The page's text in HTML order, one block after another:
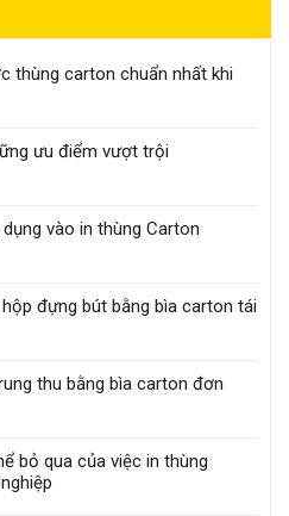
thùng carton chuẩn nhất khi
ưu điểm vượt trội
vào in thùng Carton
đựng bút bằng bìa carton tái
thu bằng bìa carton đơn
bỏ qua của việc in thùng